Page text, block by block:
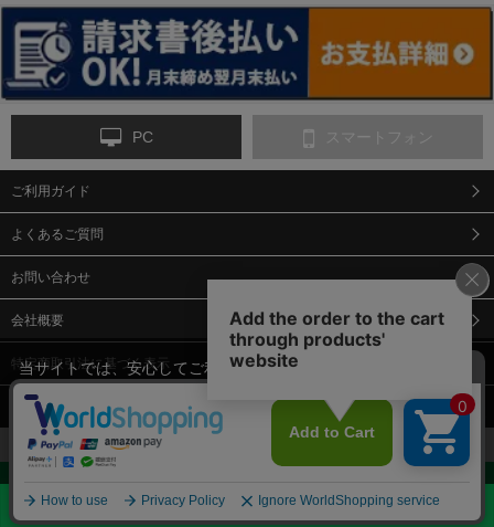
お見積・ご購入へ
ンス
9-点字マット・タイ
12-安全ベスト
13-誘導灯・誘導棒・
合図灯・手旗
14-ライフジャケット
PC スマートフォン
ご利用ガイド
よくあるご質問
お問い合わせ
会社概要
特定商取引法に基づく表示
個人情報保護方針
Copyright© 2018 Sendaimeiban All Rights Reserved.
当サイトでは、安心してご利用いただくため（なりすまし防止
等）、またサイトの利便性向上のため、クッキー(Cookie)を使用
しています。 サイトのクッキー(Cookie)の使用に関しては、「プ
ライバシーポリシー」をお読みください。